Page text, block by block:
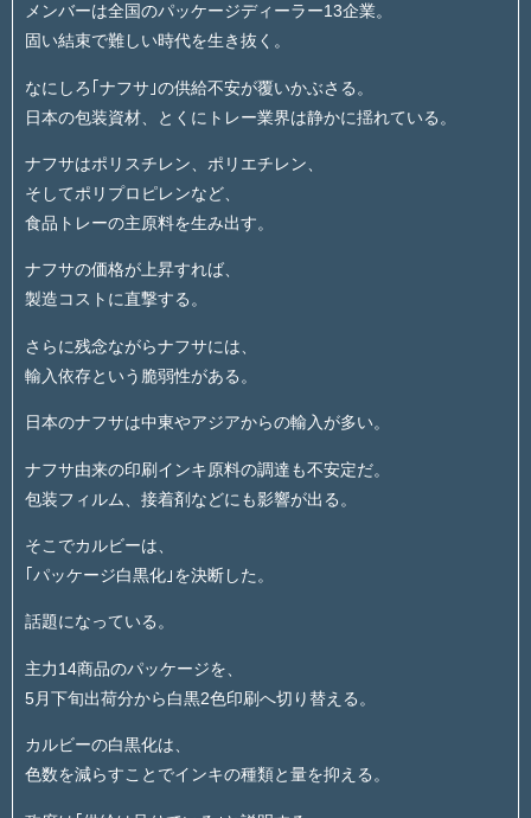
メンバーは全国のパッケージディーラー13企業。
固い結束で難しい時代を生き抜く。
なにしろ｢ナフサ｣の供給不安が覆いかぶさる。
日本の包装資材、とくにトレー業界は静かに揺れている。
ナフサはポリスチレン、ポリエチレン、
そしてポリプロピレンなど、
食品トレーの主原料を生み出す。
ナフサの価格が上昇すれば、
製造コストに直撃する。
さらに残念ながらナフサには、
輸入依存という脆弱性がある。
日本のナフサは中東やアジアからの輸入が多い。
ナフサ由来の印刷インキ原料の調達も不安定だ。
包装フィルム、接着剤などにも影響が出る。
そこでカルビーは、
｢パッケージ白黒化｣を決断した。
話題になっている。
主力14商品のパッケージを、
5月下旬出荷分から白黒2色印刷へ切り替える。
カルビーの白黒化は、
色数を減らすことでインキの種類と量を抑える。